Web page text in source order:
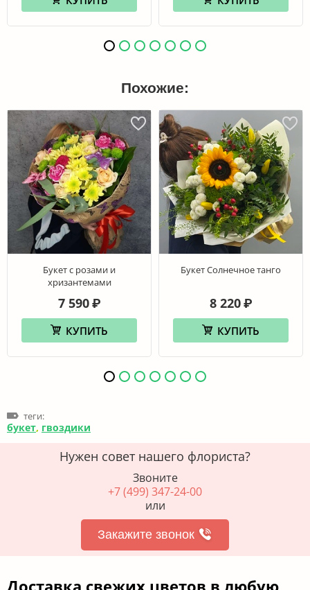
Похожие:
Букет с розами и
хризантемами
7 590 ₽
КУПИТЬ
Букет Солнечное танго
8 220 ₽
КУПИТЬ
теги:
букет, гвоздики
Нужен совет нашего флориста?
Звоните
+7 (499) 347-24-00
или
Закажите звонок
Доставка свежих цветов в любую